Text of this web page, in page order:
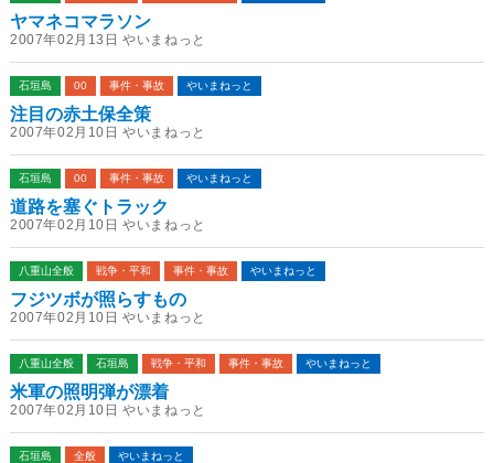
ヤマネコマラソン
2007年02月13日 やいまねっと
石垣島 00 事件・事故 やいまねっと
注目の赤土保全策
2007年02月10日 やいまねっと
石垣島 00 事件・事故 やいまねっと
道路を塞ぐトラック
2007年02月10日 やいまねっと
八重山全般 戦争・平和 事件・事故 やいまねっと
フジツボが照らすもの
2007年02月10日 やいまねっと
八重山全般 石垣島 戦争・平和 事件・事故 やいまねっと
米軍の照明弾が漂着
2007年02月10日 やいまねっと
石垣島 全般 やいまねっと